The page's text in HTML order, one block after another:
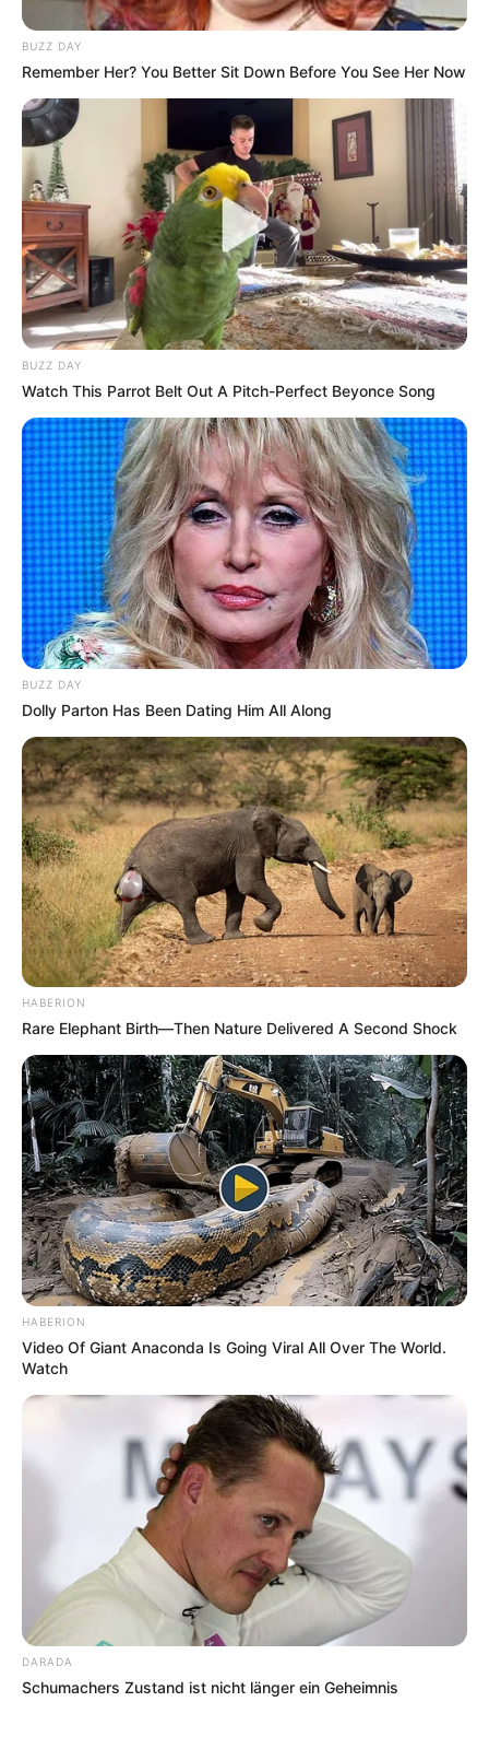
Suchen:
Auf einigen Seiten dieses Projektes sind Affiliate-
Angebote integriert. Wenn etwas darüber gebucht oder
gekauft wird, ist das eine Unterstützung, ohne dass sich
dadurch der Preis ändert.
BUZZ DAY
Remember Her? You Better Sit Down Before You See Her Now
BUZZ DAY
Watch This Parrot Belt Out A Pitch-Perfect Beyonce Song
BUZZ DAY
Dolly Parton Has Been Dating Him All Along
HABERION
Rare Elephant Birth—Then Nature Delivered A Second Shock
HABERION
Video Of Giant Anaconda Is Going Viral All Over The World.
Watch
DARADA
Schumachers Zustand ist nicht länger ein Geheimnis